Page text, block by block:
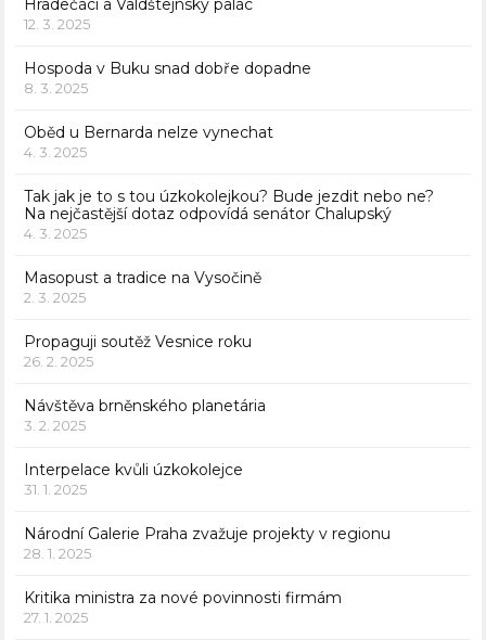
Hradečáci a Valdštejnský palác
12. 3. 2025
Hospoda v Buku snad dobře dopadne
8. 3. 2025
Oběd u Bernarda nelze vynechat
4. 3. 2025
Tak jak je to s tou úzkokolejkou? Bude jezdit nebo ne?
Na nejčastější dotaz odpovídá senátor Chalupský
4. 3. 2025
Masopust a tradice na Vysočině
2. 3. 2025
Propaguji soutěž Vesnice roku
26. 2. 2025
Návštěva brněnského planetária
3. 2. 2025
Interpelace kvůli úzkokolejce
31. 1. 2025
Národní Galerie Praha zvažuje projekty v regionu
28. 1. 2025
Kritika ministra za nové povinnosti firmám
27. 1. 2025